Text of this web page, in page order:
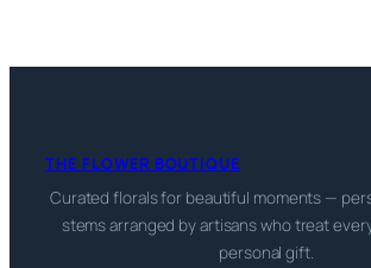
THE FLOWER BOUTIQUE
Curated florals for beautiful moments —
stems arranged by artisans who treat
personal gift.